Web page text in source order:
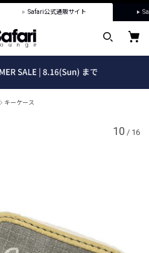
Safari公式通販サイト
キーケース
10 / 16